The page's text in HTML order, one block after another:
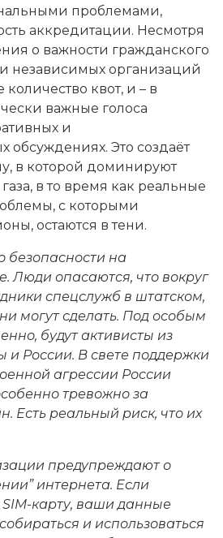
проблемами,
аккредитации. Несмотря
о важности гражданского
независимых организаций
квот, и – в
важные голоса
и
обсуждениях. Это создаёт
в которой доминируют
в то время как реальные
с которыми
остаются в тени.
безопасности на
Люди опасаются, что вокруг
спецслужб в штатском,
могут сделать. Под особым
будут активисты из
и России. В свете поддержки
агрессии России
тревожно за
Есть реальный риск, что их
предупреждают о
интернета. Если
карту, ваши данные
и использоваться